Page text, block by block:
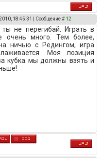
18:45:31 | Сообщение # 12
не перегибай. Играть в
очень много. Тем более,
ничью с Редингом, игра
Моя позиция
кубка мы должны взять и